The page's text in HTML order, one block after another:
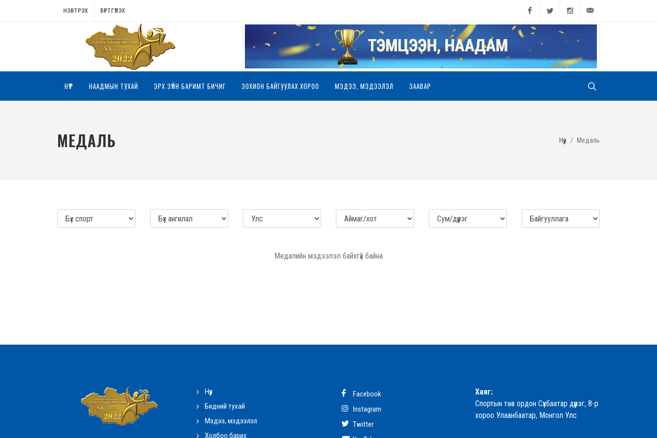
НЭВТРЭХ БҮРТГҮҮЛЭХ FacebookTwitter Instagram
НҮҮР НААДМЫН ТУХАЙ ЭРХ ЗҮЙН БАРИМТ БИЧИГ ЗОХИОН БАЙГУУЛАХ ХОРОО МЭДЭЭ, МЭДЭЭЛЭЛ ЗААВАР
МЕДАЛЬ Нүүр Медаль
Медалийн мэдээлэл байхгүй байна
Нүүр
Бидний тухай
Мэдээ, мэдээлэл
Холбоо барих
Facebook
Instagram
Twitter
Хаяг:
Спортын төв ордон Сүхбаатар дүүрэг, 8-р
хороо Улаанбаатар, Монгол Улс